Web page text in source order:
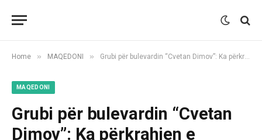
Home » MAQEDONI » Grubi për bulevardin “Cvetan Dimov”: Ka përkrahjen e Qeverisë, me Qytetin e Shkupit punojmë edhe për “Hasan Prishtinën”
MAQEDONI
Grubi për bulevardin “Cvetan
Dimov”: Ka përkrahjen e